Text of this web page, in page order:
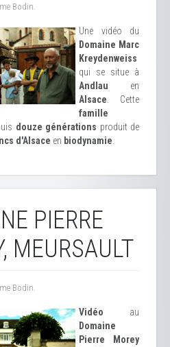
Bodin.
Une vidéo du
Domaine Marc
Kreydenweiss
qui se situe à
Andlau en
Alsace . Cette
famille
douze générations produit de
d'Alsace en biodynamie
PIERRE
MEURSAULT
Bodin.
Vidéo au
Domaine
Pierre Morey